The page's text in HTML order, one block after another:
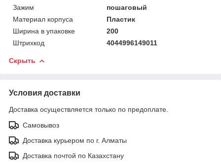
Зажим
пошаговый
Материал корпуса
Пластик
Ширина в упаковке
200
Штрихкод
4044996149011
Скрыть
Условия доставки
Доставка осуществляется только по предоплате.
Самовывоз
Доставка курьером по г. Алматы
Доставка почтой по Казахстану